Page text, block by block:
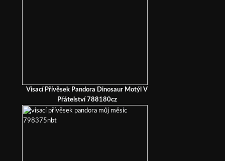
Visací Přívěsek Pandora Dinosaur Motýl V
Přátelství 788180cz